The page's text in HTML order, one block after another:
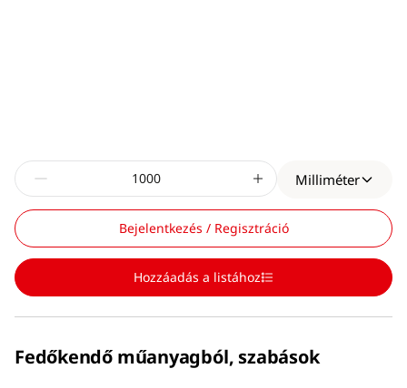
Milliméter
Bejelentkezés / Regisztráció
Hozzáadás a listához
Fedőkendő műanyagból, szabások